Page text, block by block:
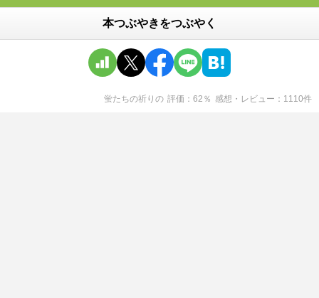
本つぶやきをつぶやく
蛍たちの祈り の 評価 62 ％ 感想・レビュー 1110件